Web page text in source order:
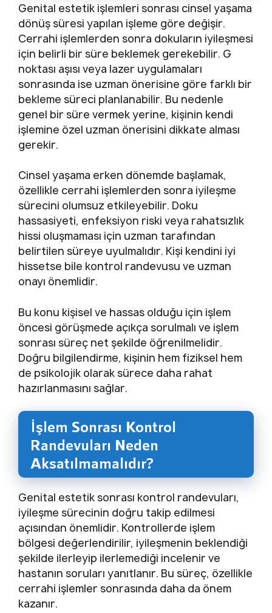
Genital estetik işlemleri sonrası cinsel yaşama
dönüş süresi yapılan işleme göre değişir.
Cerrahi işlemlerden sonra dokuların iyileşmesi
için belirli bir süre beklemek gerekebilir. G
noktası aşısı veya lazer uygulamaları
sonrasında ise uzman önerisine göre farklı bir
bekleme süreci planlanabilir. Bu nedenle
genel bir süre vermek yerine, kişinin kendi
işlemine özel uzman önerisini dikkate alması
gerekir.
Cinsel yaşama erken dönemde başlamak,
özellikle cerrahi işlemlerden sonra iyileşme
sürecini olumsuz etkileyebilir. Doku
hassasiyeti, enfeksiyon riski veya rahatsızlık
hissi oluşmaması için uzman tarafından
belirtilen süreye uyulmalıdır. Kişi kendini iyi
hissetse bile kontrol randevusu ve uzman
onayı önemlidir.
Bu konu kişisel ve hassas olduğu için işlem
öncesi görüşmede açıkça sorulmalı ve işlem
sonrası süreç net şekilde öğrenilmelidir.
Doğru bilgilendirme, kişinin hem fiziksel hem
de psikolojik olarak sürece daha rahat
hazırlanmasını sağlar.
İşlem Sonrası Kontrol
Randevuları Neden
Aksatılmamalıdır?
Genital estetik sonrası kontrol randevuları,
iyileşme sürecinin doğru takip edilmesi
açısından önemlidir. Kontrollerde işlem
bölgesi değerlendirilir, iyileşmenin beklendiği
şekilde ilerleyip ilerlemediği incelenir ve
hastanın soruları yanıtlanır. Bu süreç, özellikle
cerrahi işlemler sonrasında daha da önem
kazanır.